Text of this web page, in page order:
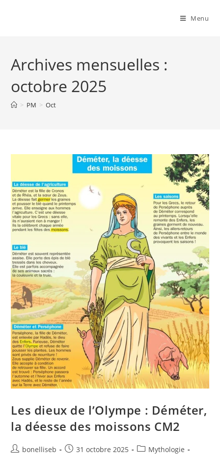
Menu
Archives mensuelles :
octobre 2025
> PM > Oct
Les dieux de l’Olympe : Déméter,
la déesse des moissons CM2
bonelliseb 31 octobre 2025
Mythologie